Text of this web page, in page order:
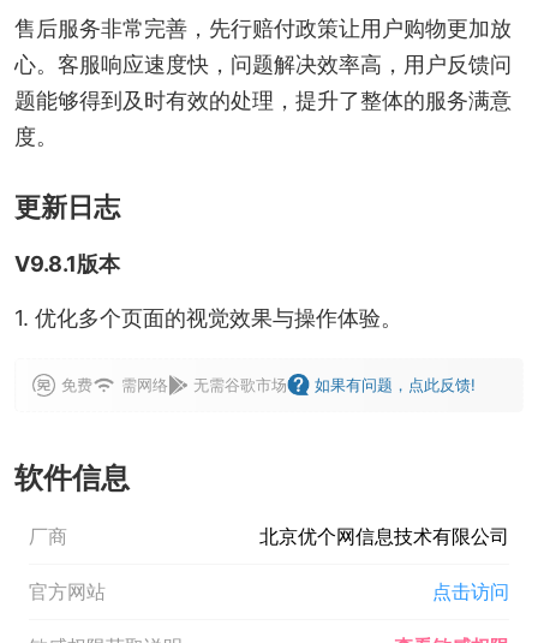
售后服务非常完善，先行赔付政策让用户购物更加放
心。客服响应速度快，问题解决效率高，用户反馈问
题能够得到及时有效的处理，提升了整体的服务满意
度。
更新日志
V9.8.1版本
1. 优化多个页面的视觉效果与操作体验。
免费 需网络 无需谷歌市场 如果有问题，点此反馈!
软件信息
厂商 北京优个网信息技术有限公司
官方网站 点击访问